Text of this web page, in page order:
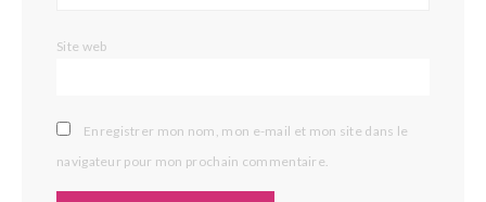
Site web
Enregistrer mon nom, mon e-mail et mon site dans le
navigateur pour mon prochain commentaire.